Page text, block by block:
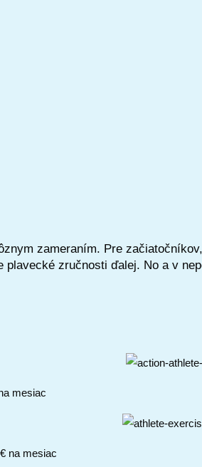
zameraním. Pre
zručnosti ďalej. No a v
mesiac
na mesiac